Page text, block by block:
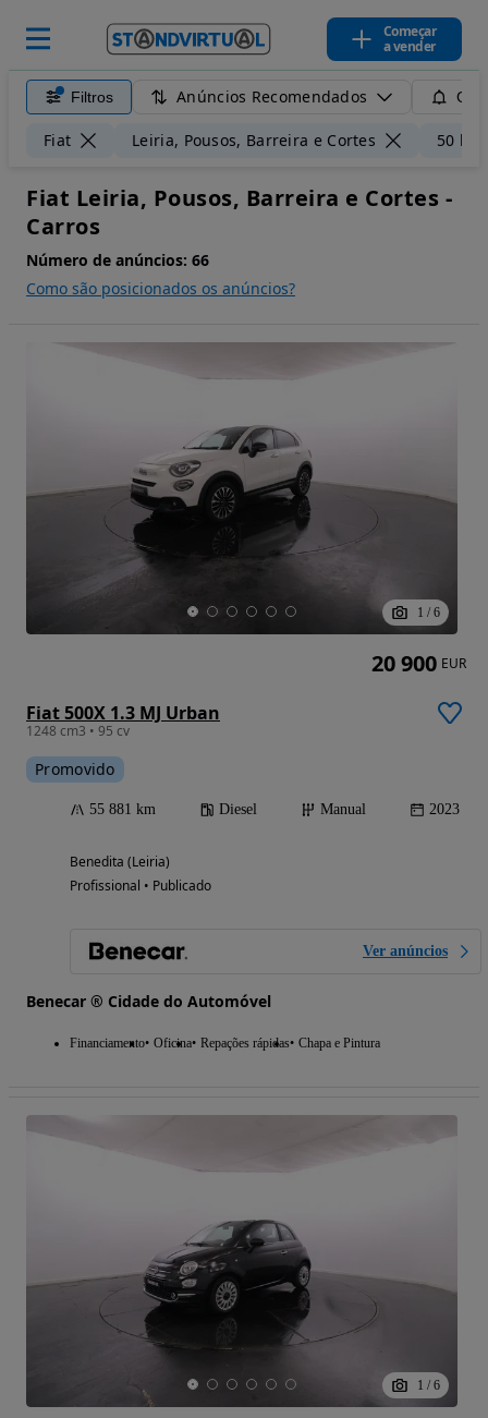
Começar
a vender
Filtros Anúncios Recomendados
Fiat Leiria, Pousos, Barreira e Cortes 50 km
Fiat Leiria, Pousos, Barreira e Cortes -
Carros
Número de anúncios: 66
Como são posicionados os anúncios?
1 / 6
Fiat 500X 1.3 MJ Urban
1248 cm3 • 95 cv
Promovido
55 881 km Diesel Manual 2023
Benedita (Leiria)
Profissional • Publicado
Ver anúncios
Benecar ® Cidade do Automóvel
Financiamento Oficina Repações rápidas Chapa e Pintura
20 900 EUR
1 / 6